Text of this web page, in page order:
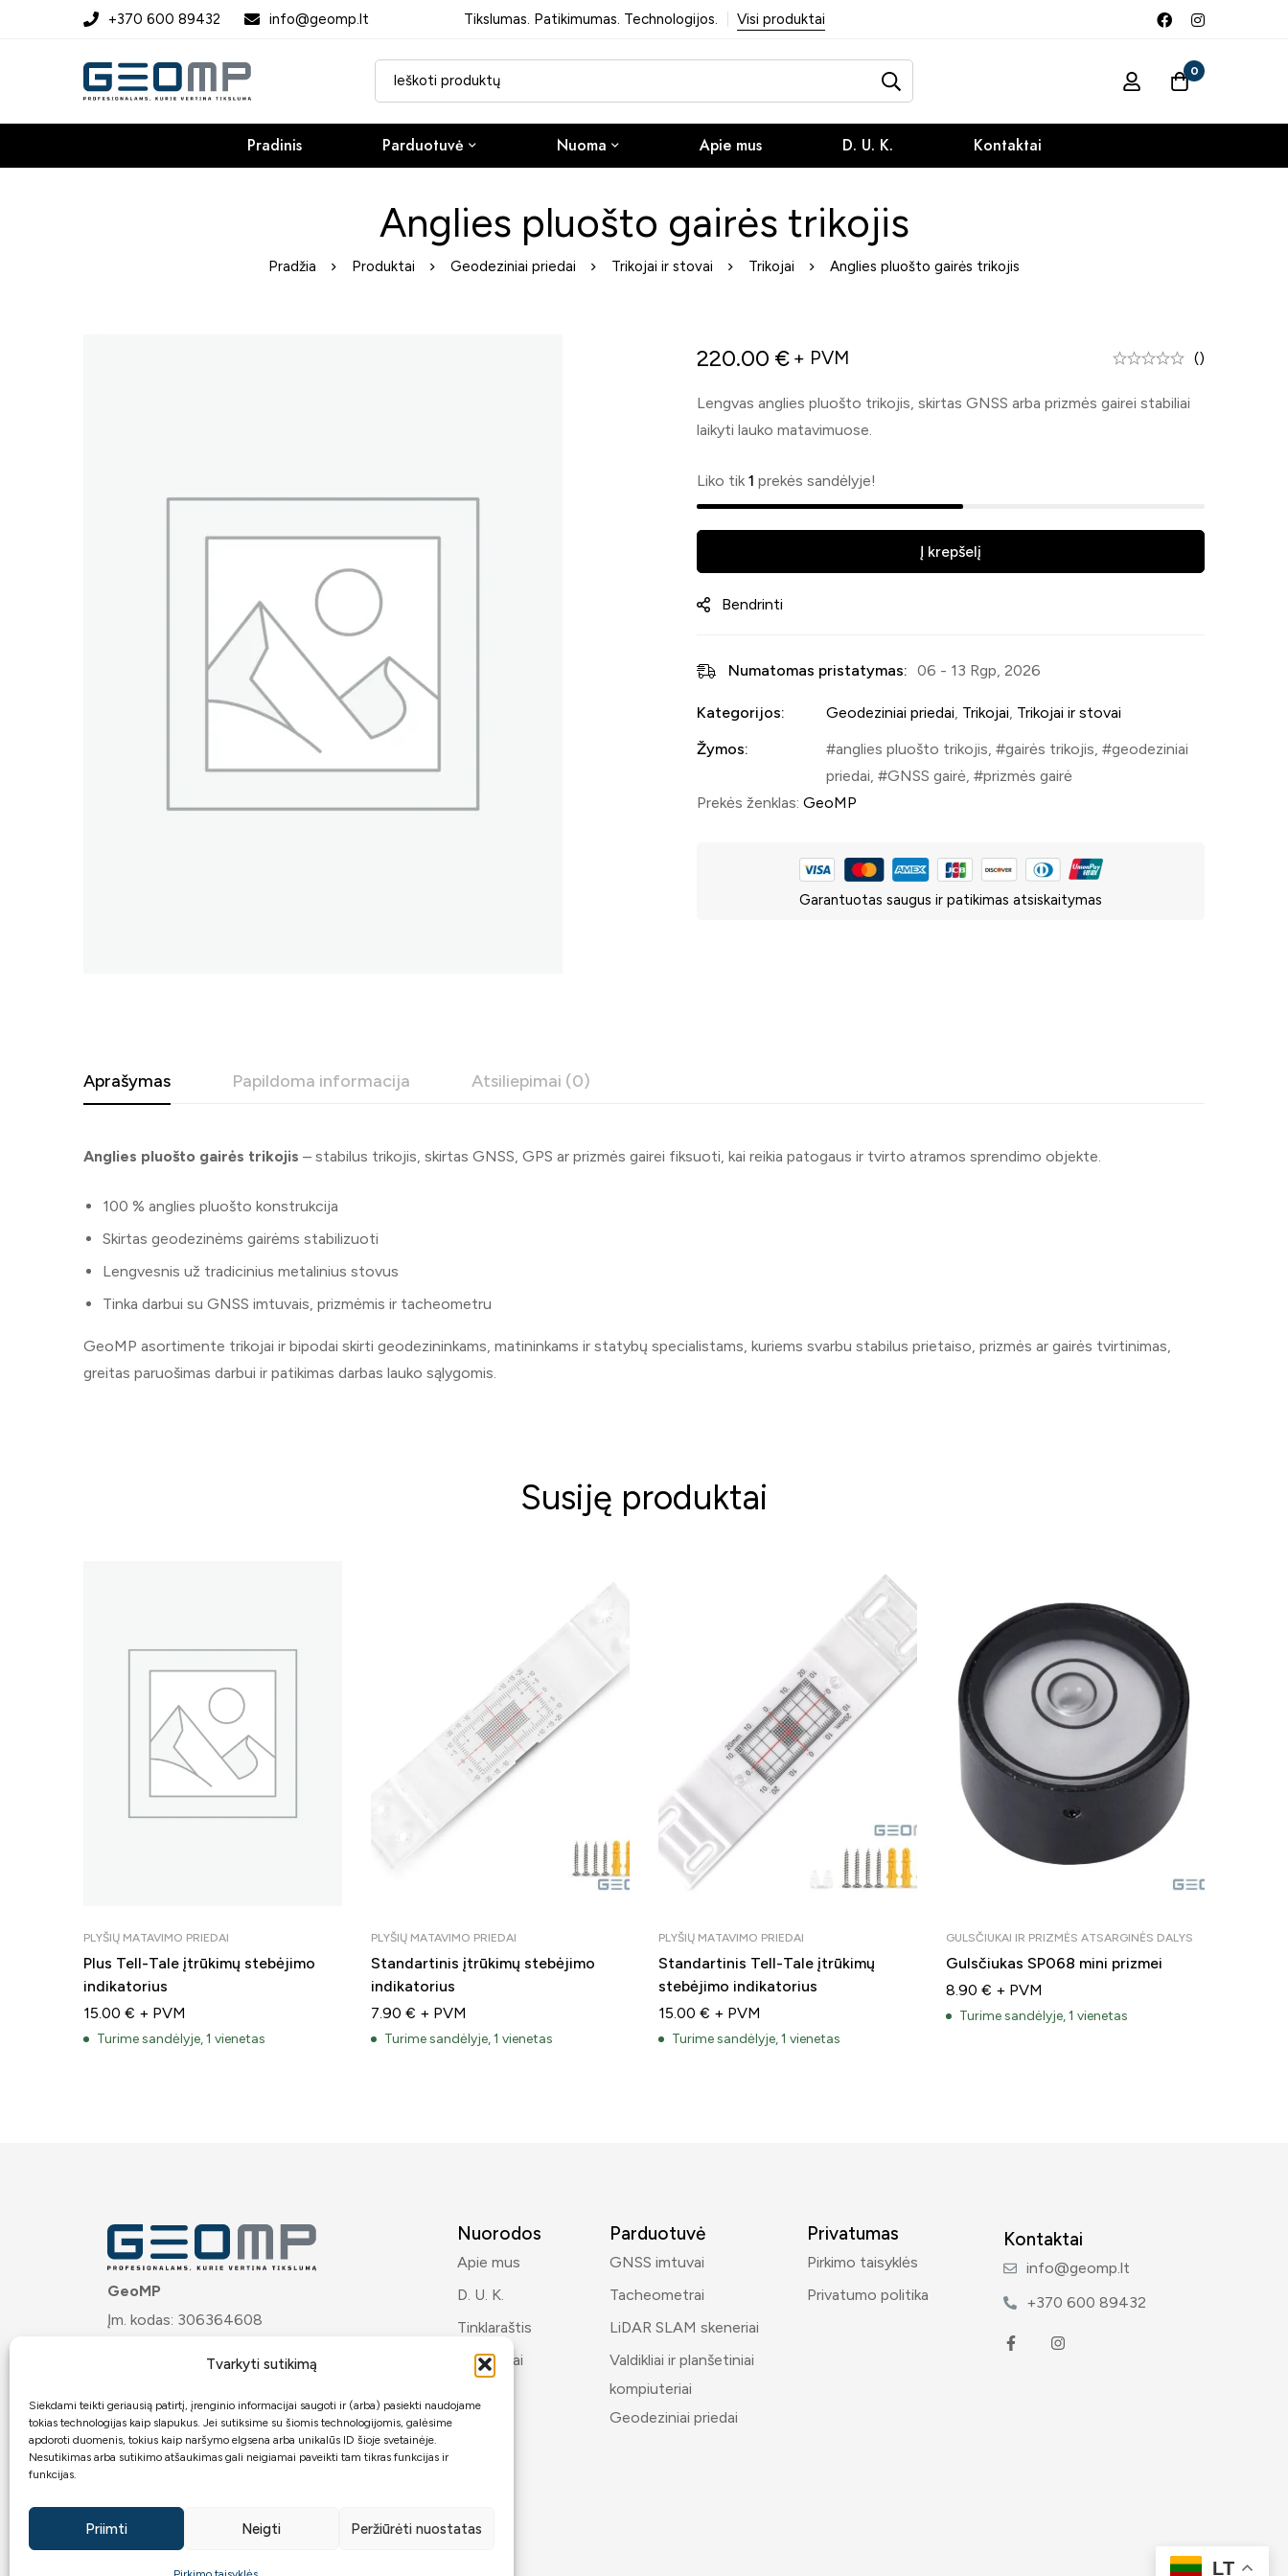
Tvarkyti sutikimą
Siekdami teikti geriausią patirtį, įrenginio informacijai saugoti ir (arba) pasiekti naudojame
tokias technologijas kaip slapukus. Jei sutiksime su šiomis technologijomis, galėsime
apdoroti duomenis, tokius kaip naršymo elgsena arba unikalūs ID šioje svetainėje.
Nesutikimas arba sutikimo atšaukimas gali neigiamai paveikti tam tikras funkcijas ir
funkcijas.
Priimti Neigti Peržiūrėti nuostatas
+370 600 89432 info@geomp.lt Tikslumas. Patikimumas. Technologijos. Visi produktai
0
Pradinis Parduotuvė Nuoma Apie mus D. U. K. Kontaktai
Anglies pluošto gairės trikojis
Pradžia Produktai Geodeziniai priedai Trikojai ir stovai Trikojai Anglies pluošto gairės trikojis
220.00 € + PVM ()
Lengvas anglies pluošto trikojis, skirtas GNSS arba prizmės gairei stabiliai
laikyti lauko matavimuose.
Liko tik 1 prekės sandėlyje!
Į krepšelį
Bendrinti
Numatomas pristatymas: 06 - 13 Rgp, 2026
Kategorijos: Geodeziniai priedai Trikojai Trikojai ir stovai
Žymos:
anglies pluošto trikojis gairės trikojis
geodeziniai
priedai
GNSS gairė
prizmės gairė
Prekės ženklas: GeoMP
Garantuotas saugus ir patikimas atsiskaitymas
Aprašymas Papildoma informacija Atsiliepimai (0)
Anglies pluošto gairės trikojis – stabilus trikojis, skirtas GNSS, GPS ar prizmės gairei fiksuoti, kai reikia patogaus ir tvirto atramos sprendimo objekte.
100 % anglies pluošto konstrukcija
Skirtas geodezinėms gairėms stabilizuoti
Lengvesnis už tradicinius metalinius stovus
Tinka darbui su GNSS imtuvais, prizmėmis ir tacheometru
GeoMP asortimente trikojai ir bipodai skirti geodezininkams, matininkams ir statybų specialistams, kuriems svarbu stabilus prietaiso, prizmės ar gairės tvirtinimas,
greitas paruošimas darbui ir patikimas darbas lauko sąlygomis.
Susiję produktai
PLYŠIŲ MATAVIMO PRIEDAI
Plus Tell-Tale įtrūkimų stebėjimo
indikatorius
15.00 € + PVM
Turime sandėlyje, 1 vienetas
PLYŠIŲ MATAVIMO PRIEDAI
Standartinis įtrūkimų stebėjimo
indikatorius
7.90 € + PVM
Turime sandėlyje, 1 vienetas
PLYŠIŲ MATAVIMO PRIEDAI
Standartinis Tell-Tale įtrūkimų
stebėjimo indikatorius
15.00 € + PVM
Turime sandėlyje, 1 vienetas
GULSČIUKAI IR PRIZMĖS ATSARGINĖS DALYS
Gulsčiukas SP068 mini prizmei
8.90 € + PVM
Turime sandėlyje, 1 vienetas
GeoMP
Įm. kodas: 306364608
Josvainių g. 32, LT-57275 Kėdainiai
Bankas:ARTEA
Atsiskaitomoji sąskaita:
LT7271899000062467949
Nuorodos
Apie mus
D. U. K.
Tinklaraštis
Kontaktai
Parduotuvė
GNSS imtuvai
Tacheometrai
LiDAR SLAM skeneriai
Valdikliai ir planšetiniai
kompiuteriai
Geodeziniai priedai
Privatumas
Pirkimo taisyklės
Privatumo politika
Kontaktai
info@geomp.lt
+370 600 89432
2026 © GeoMP.lt.Visos teisės saugomos LT